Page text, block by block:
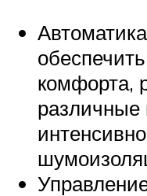
комфорта,
различные